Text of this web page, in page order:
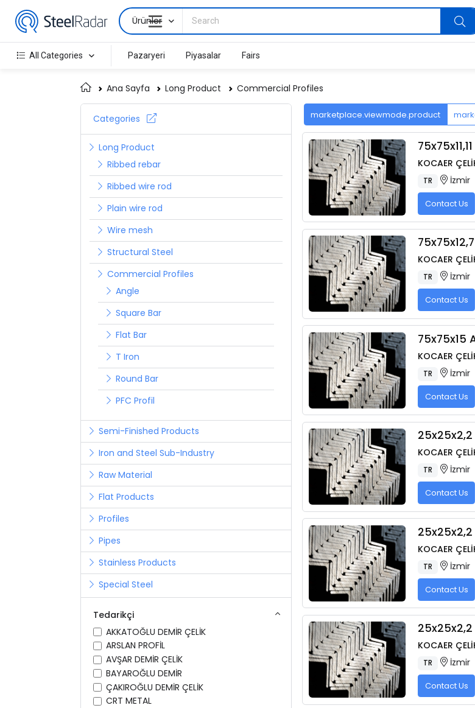
Ürünler
All Categories Pazaryeri Piyasalar Fairs
Ana Sayfa Long Product Commercial Profiles
Categories
Long Product
Ribbed rebar
Ribbed wire rod
Plain wire rod
Wire mesh
Structural Steel
Commercial Profiles
Angle
Square Bar
Flat Bar
T Iron
Round Bar
PFC Profil
Semi-Finished Products
Iron and Steel Sub-Industry
Raw Material
Flat Products
Profiles
Pipes
Stainless Products
Special Steel
Tedarikçi
AKKATOĞLU DEMİR ÇELİK
ARSLAN PROFİL
AVŞAR DEMİR ÇELİK
BAYAROĞLU DEMİR
ÇAKIROĞLU DEMİR ÇELİK
CRT METAL
marketplace.viewmode.product
KOCAER
TR İzmir
Contact Us
KOCAER
TR İzmir
Contact Us
75x75x15
KOCAER
TR İzmir
Contact Us
KOCAER
TR İzmir
Contact Us
KOCAER
TR İzmir
Contact Us
KOCAER
TR İzmir
Contact Us